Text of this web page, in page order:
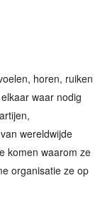
horen, ruiken
waar nodig
wereldwijde
komen waarom ze
organisatie ze op